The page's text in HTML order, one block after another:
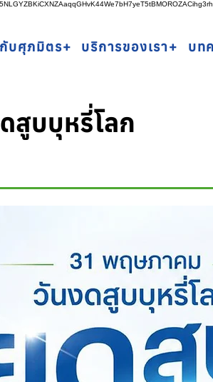
บศุภมิตร+ บริการของเรา+ บท
สูบบุหรี่โลก